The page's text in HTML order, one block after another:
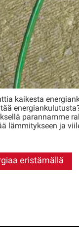
energia
kaikesta
parannamme
lämmitykseen ja
eristämällä